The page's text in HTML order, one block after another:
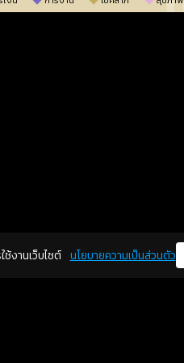
งานเว็บไซต์ นโยบายความเป็นส่วนตัว